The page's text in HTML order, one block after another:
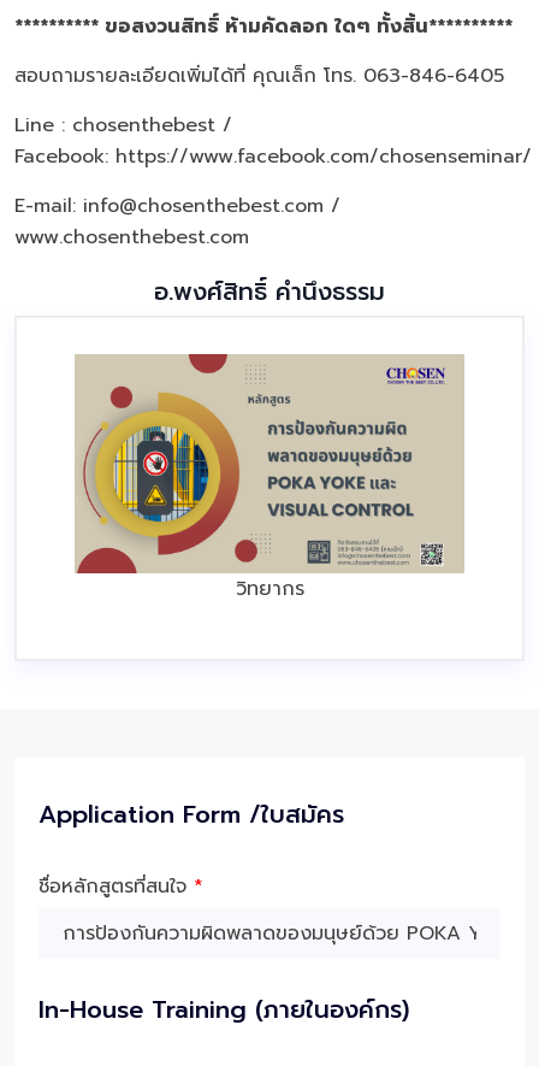
********** ขอสงวนสิทธิ์ ห้ามคัดลอก ใดๆ ทั้งสิ้น**********
สอบถามรายละเอียดเพิ่มได้ที่ คุณเล็ก โทร. 063-846-6405
Line : chosenthebest /
Facebook: https://www.facebook.com/chosenseminar/
E-mail: info@chosenthebest.com /
www.chosenthebest.com
อ.พงศ์สิทธิ์ คำนึงธรรม
วิทยากร
Application Form /ใบสมัคร
ชื่อหลักสูตรที่สนใจ *
In-House Training (ภายในองค์กร)